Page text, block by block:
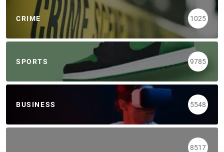
CRIME 1025
SPORTS 9785
BUSINESS 5548
8517